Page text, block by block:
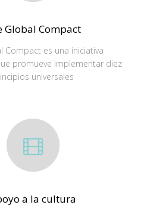
Global Compact
Compact es una iniciativa
promueve implementar diez
universales
a la cultura